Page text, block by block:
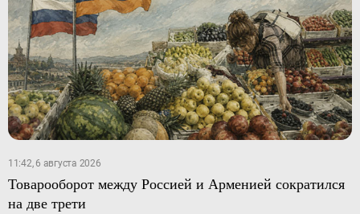
11:42, 6 августа 2026
Товарооборот между Россией и Арменией сократился
на две трети